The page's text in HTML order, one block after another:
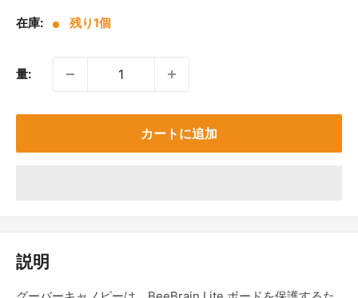
価
格
在庫: 残り1個
量:
カートに追加
説明